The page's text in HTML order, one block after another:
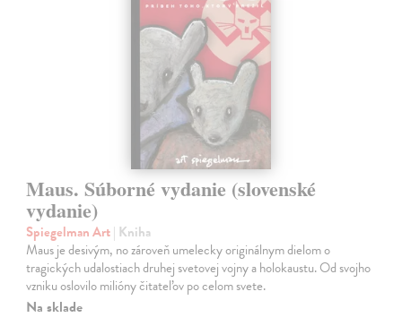
Maus. Súborné vydanie (slovenské
vydanie)
Spiegelman Art| Kniha
Maus je desivým, no zároveň umelecky originálnym dielom o
tragických udalostiach druhej svetovej vojny a holokaustu. Od svojho
vzniku oslovilo milióny čitateľov po celom svete.
Na sklade